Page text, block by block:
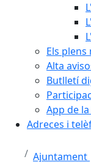
Els
Alta
Butlletí
App de
Adreces i
Ajuntament